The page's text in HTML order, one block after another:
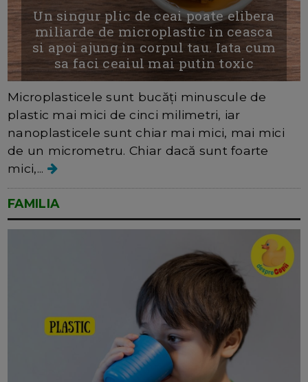
Un singur plic de ceai poate elibera
miliarde de microplastic in ceasca
si apoi ajung in corpul tau. Iata cum
sa faci ceaiul mai putin toxic
Microplasticele sunt bucăți minuscule de
plastic mai mici de cinci milimetri, iar
nanoplasticele sunt chiar mai mici, mai mici
de un micrometru. Chiar dacă sunt foarte
mici,...
FAMILIA